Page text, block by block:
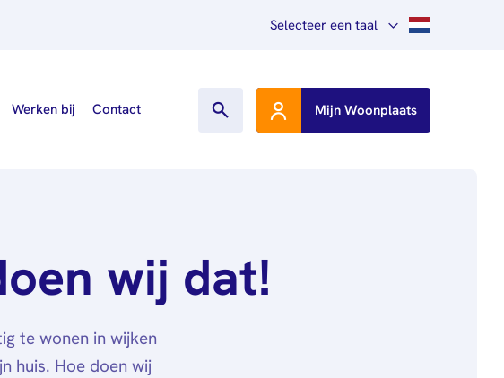
Selecteer een taal
English
Werken bij Contact Mijn Woonplaats
wij dat!
te wonen in wijken
huis. Hoe doen wij